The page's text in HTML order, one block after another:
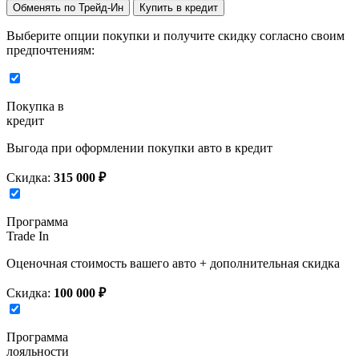
Обменять по Трейд-Ин Купить в кредит
Выберите опции покупки и получите скидку согласно своим
предпочтениям:
Покупка в
кредит
Выгода при оформлении покупки авто в кредит
Скидка: 315 000 ₽
Программа
Trade In
Оценочная стоимость вашего авто + дополнительная скидка
Скидка: 100 000 ₽
Программа
лояльности